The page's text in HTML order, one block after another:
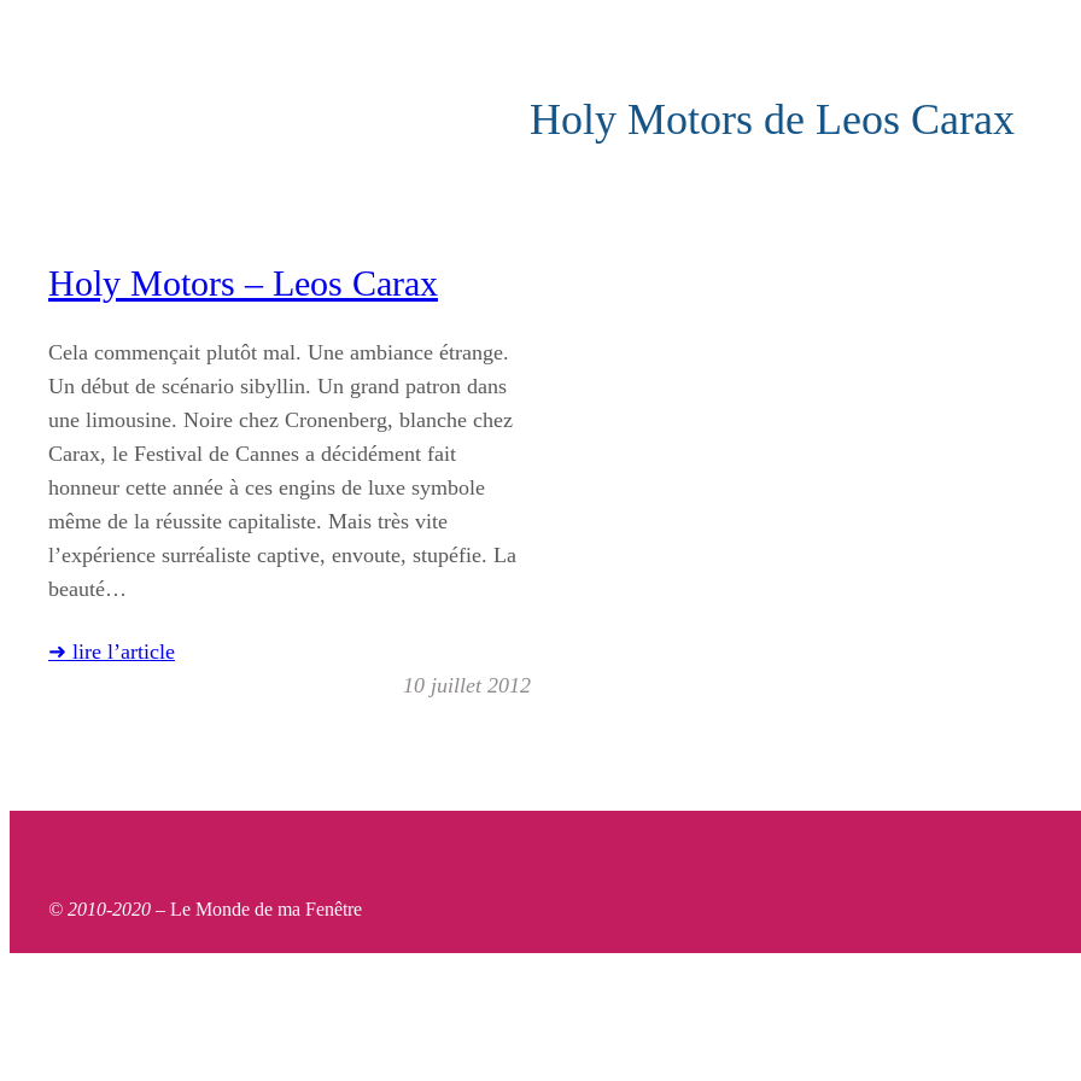
Holy Motors de Leos Carax
Holy Motors – Leos Carax
Cela commençait plutôt mal. Une ambiance étrange.
Un début de scénario sibyllin. Un grand patron dans
une limousine. Noire chez Cronenberg, blanche chez
Carax, le Festival de Cannes a décidément fait
honneur cette année à ces engins de luxe symbole
même de la réussite capitaliste. Mais très vite
l’expérience surréaliste captive, envoute, stupéfie. La
beauté…
➜ lire l’article
10 juillet 2012
© 2010-2020 – Le Monde de ma Fenêtre